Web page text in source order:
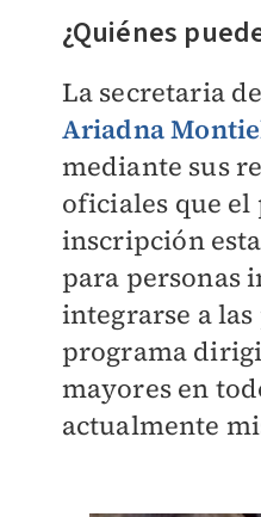
¿Quiénes
La secretaria
Ariadna
mediante sus
oficiales que el
inscripción
para personas
integrarse a
programa
mayores en
actualmente